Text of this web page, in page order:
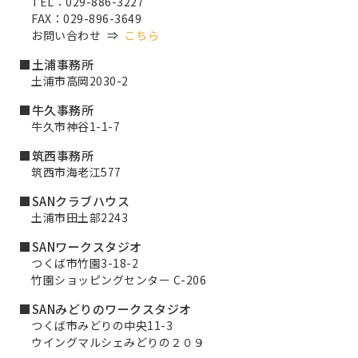
FAX：029-896-3649
お問い合わせ ⇒ こちら
■土浦事務所
土浦市高岡2030-2
■牛久事務所
牛久市神谷1-1-7
■筑西事務所
筑西市海老江577
■SANクラブハウス
土浦市田土部2243
■SANワークスタジオ
つくば市竹園3-18-2
竹園ショッピングセンター C-206
■SANみどりのワークスタジオ
つくば市みどりの中央11-3
ウイングマルシェみどりの２０９